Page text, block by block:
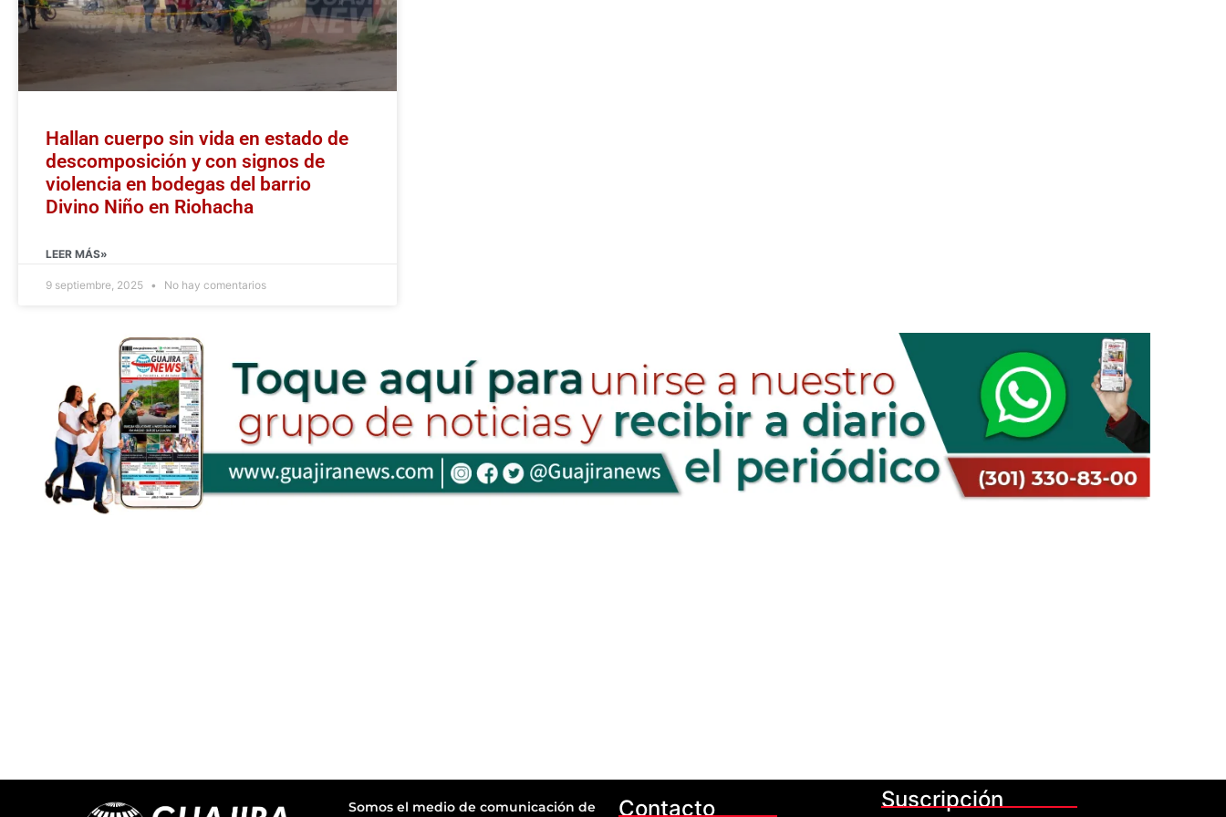
Hallan cuerpo sin vida en estado de
descomposición y con signos de
violencia en bodegas del barrio
Divino Niño en Riohacha
LEER MÁS»
9 septiembre, 2025 No hay comentarios
Somos el medio de comunicación de Contacto Suscripción